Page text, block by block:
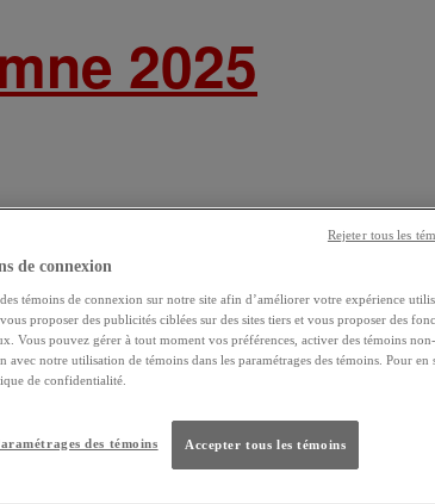
2025
de connexion
témoins de connexion sur notre site afin d’améliorer votre expérience
proposer des publicités ciblées sur des sites tiers et vous proposer des
Vous pouvez gérer à tout moment vos préférences, activer des témoins non-
avec notre utilisation de témoins dans les paramétrages des témoins. Pour en
de confidentialité.
des témoins Accepter tous les témoins
Rejeter tous les